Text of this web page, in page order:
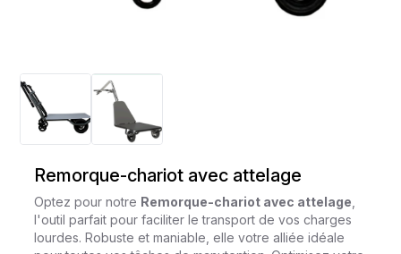
Remorque-chariot avec attelage
Optez pour notre Remorque-chariot avec attelage
l'outil parfait pour faciliter le transport de vos charges
lourdes. Robuste et maniable, elle votre alliée idéale